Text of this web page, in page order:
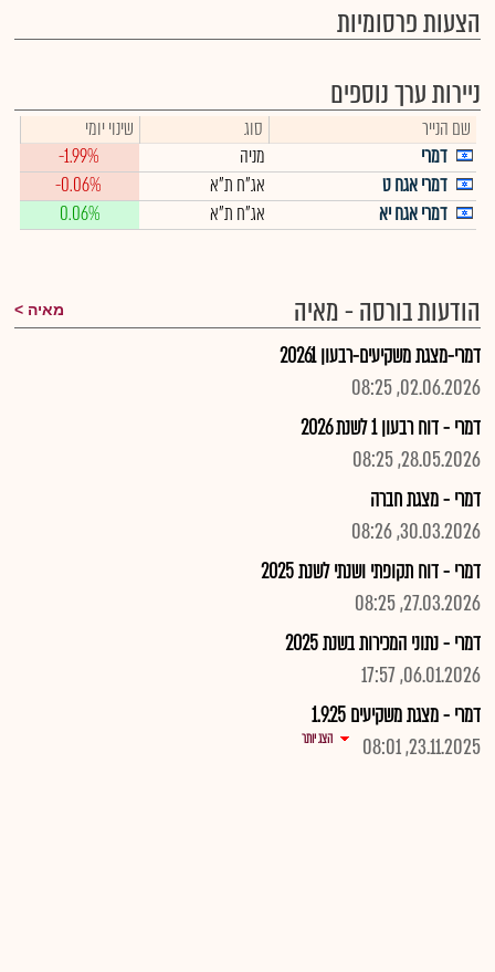
הצעות פרסומיות
ניירות ערך נוספים
שם הנייר סוג
שינוי יומי
דמרי
מניה
-1.99%
דמרי אגח ט
אג"ח ת"א
-0.06%
דמרי אגח יא
אג"ח ת"א 0.06%
הודעות בורסה - מאיה מאיה
דמרי-מצגת משקיעים-רבעון 20261
02.06.2026, 08:25
דמרי - דוח רבעון 1 לשנת 2026
28.05.2026, 08:25
דמרי - מצגת חברה
30.03.2026, 08:26
דמרי - דוח תקופתי ושנתי לשנת 2025
27.03.2026, 08:25
דמרי - נתוני המכירות בשנת 2025
06.01.2026, 17:57
דמרי - מצגת משקיעים 1.9.25
23.11.2025, 08:01
הצג יותר